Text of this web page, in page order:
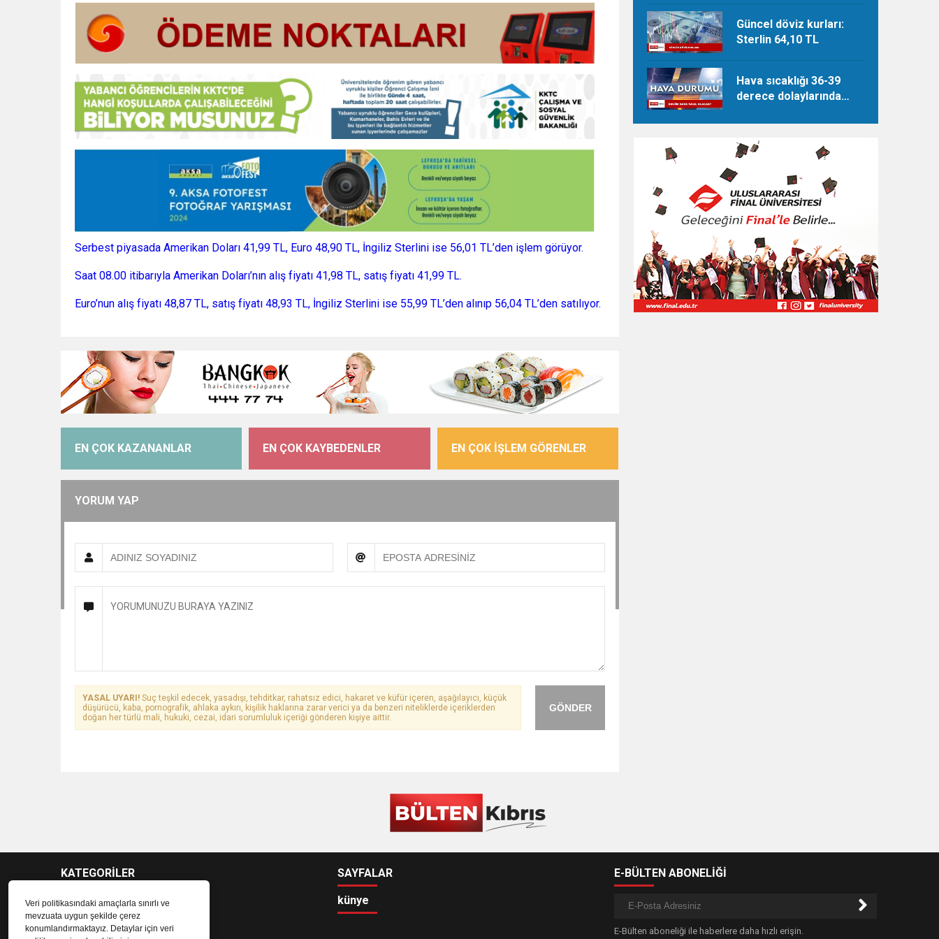
Veri politikasındaki amaçlarla sınırlı ve
mevzuata uygun şekilde çerez
konumlandırmaktayız. Detaylar için veri
Serbest piyasada Amerikan Doları 41,99 TL, Euro 48,90 TL, İngiliz Sterlini ise 56,01 TL’den işlem görüyor.
Saat 08.00 itibarıyla Amerikan Doları’nın alış fiyatı 41,98 TL, satış fiyatı 41,99 TL.
Euro’nun alış fiyatı 48,87 TL, satış fiyatı 48,93 TL, İngiliz Sterlini ise 55,99 TL’den alınıp 56,04 TL’den satılıyor.
EN ÇOK KAZANANLAR EN ÇOK KAYBEDENLER EN ÇOK İŞLEM GÖRENLER
YORUM YAP
GÖNDER
YASAL UYARI! Suç teşkil edecek, yasadışı, tehditkar, rahatsız edici, hakaret ve küfür içeren, aşağılayıcı, küçük
düşürücü, kaba, pornografik, ahlaka aykırı, kişilik haklarına zarar verici ya da benzeri niteliklerde içeriklerden
doğan her türlü mali, hukuki, cezai, idari sorumluluk içeriği gönderen kişiye aittir.
Güncel döviz kurları:
Sterlin 64,10 TL
Hava sıcaklığı 36-39
derece dolaylarında
KATEGORİLER SAYFALAR
künye
E-BÜLTEN ABONELİĞİ
E-Bülten aboneliği ile haberlere daha hızlı erişin.